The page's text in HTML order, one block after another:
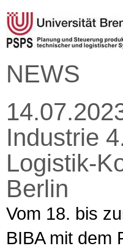
NEWS
Industrie
Logistik-
Berlin
Vom 18. bis
BIBA mit dem